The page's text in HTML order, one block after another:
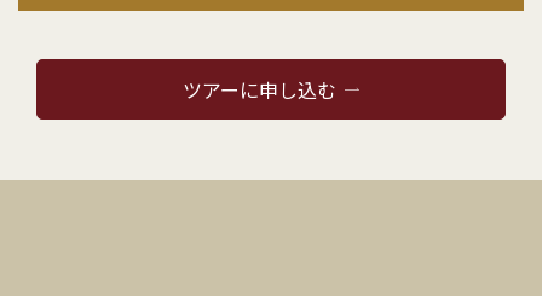
ツアーに申し込む